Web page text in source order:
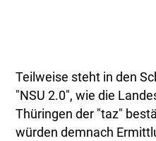
Teilweise steht in den
"NSU 2.0", wie die
Thüringen der "taz"
würden demnach